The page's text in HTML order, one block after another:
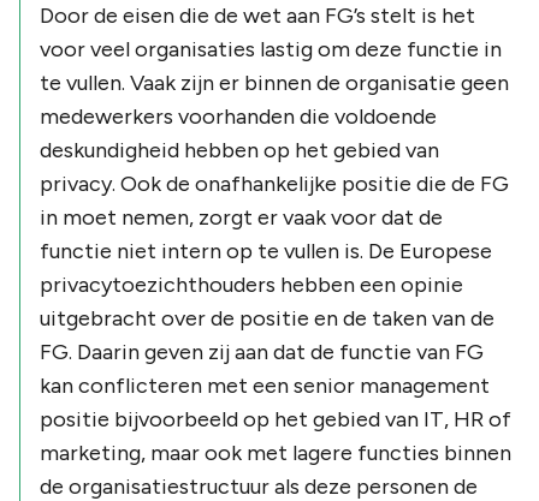
Door de eisen die de wet aan FG’s stelt is het
voor veel organisaties lastig om deze functie in
te vullen. Vaak zijn er binnen de organisatie geen
medewerkers voorhanden die voldoende
deskundigheid hebben op het gebied van
privacy. Ook de onafhankelijke positie die de FG
in moet nemen, zorgt er vaak voor dat de
functie niet intern op te vullen is. De Europese
privacytoezichthouders hebben een opinie
uitgebracht over de positie en de taken van de
FG. Daarin geven zij aan dat de functie van FG
kan conflicteren met een senior management
positie bijvoorbeeld op het gebied van IT, HR of
marketing, maar ook met lagere functies binnen
de organisatiestructuur als deze personen de